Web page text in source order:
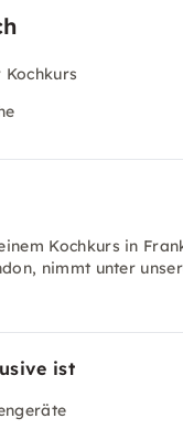
Kochkurs in
nimmt unter
ist